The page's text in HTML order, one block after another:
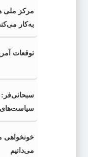
مرکز ملی
به‌کار
توقعات
سبحانی‌فر:
سیاست‌های
خونخواهی
می‌دانیم